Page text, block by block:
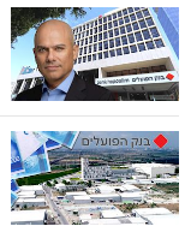
מדדים
ומחקרים
דעות
רכילות
עסקית